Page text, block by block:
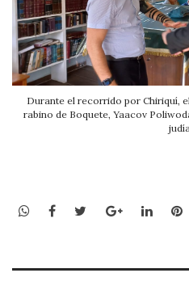
Durante el recorrido por Chiriquí,
rabino de Boquete, Yaacov
WhatsApp
Facebook
TwitterGoogle+